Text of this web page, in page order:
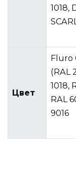
1018,
Цвет
Fluro
(RAL
1018,
RAL
9016